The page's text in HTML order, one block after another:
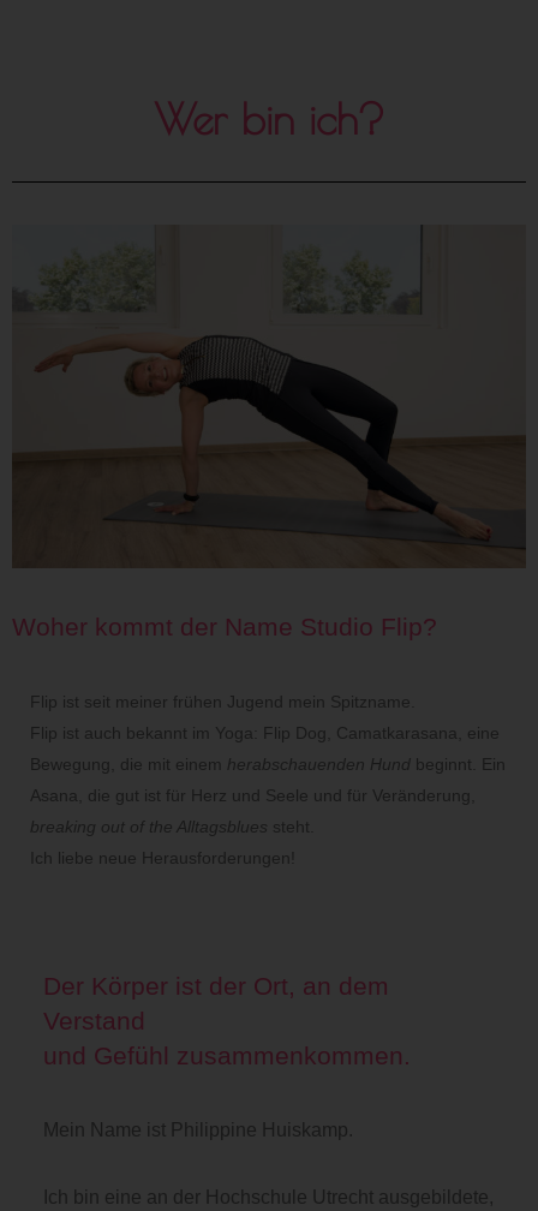
Wer bin ich?
Woher kommt der Name Studio Flip?
Flip ist seit meiner frühen Jugend mein Spitzname.
Flip ist auch bekannt im Yoga: Flip Dog, Camatkarasana, eine
Bewegung, die mit einem herabschauenden Hund beginnt. Ein
Asana, die gut ist für Herz und Seele und für Veränderung,
breaking out of the Alltagsblues steht.
Ich liebe neue Herausforderungen!
Der Körper ist der Ort, an dem
Verstand
und Gefühl zusammenkommen.
Mein Name ist Philippine Huiskamp.
Ich bin eine an der Hochschule Utrecht ausgebildete,